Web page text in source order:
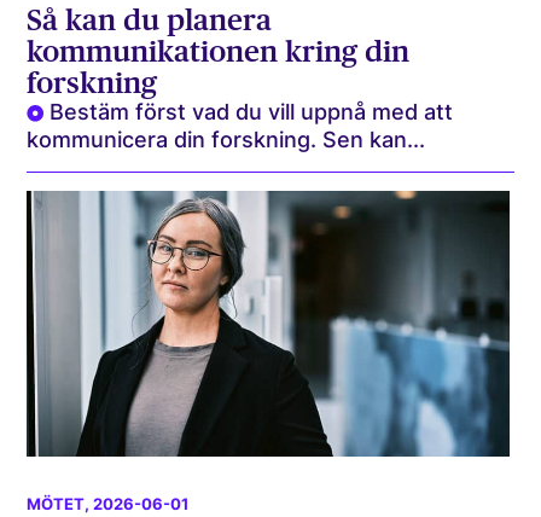
Så kan du planera
kommunikationen kring din
forskning
Bestäm först vad du vill uppnå med att
kommunicera din forskning. Sen kan...
MÖTET, 2026-06-01